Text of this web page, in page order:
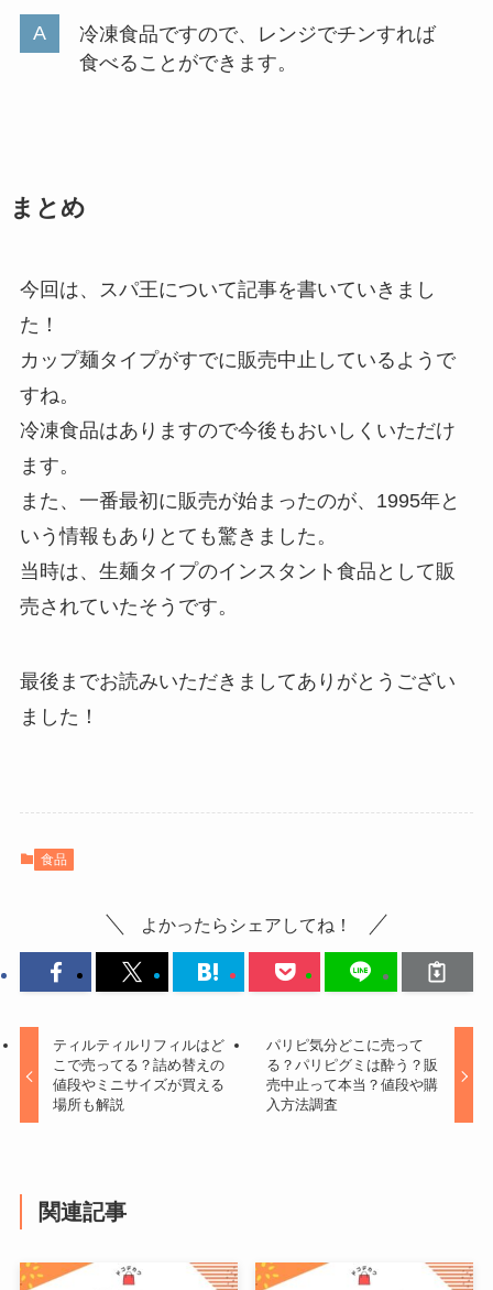
冷凍食品ですので、レンジでチンすれば
食べることができます。
まとめ
今回は、スパ王について記事を書いていきまし
た！
カップ麺タイプがすでに販売中止しているようで
すね。
冷凍食品はありますので今後もおいしくいただけ
ます。
また、一番最初に販売が始まったのが、1995年と
いう情報もありとても驚きました。
当時は、生麺タイプのインスタント食品として販
売されていたそうです。
最後までお読みいただきましてありがとうござい
ました！
食品
よかったらシェアしてね！
ティルティルリフィルはど
こで売ってる？詰め替えの
値段やミニサイズが買える
場所も解説
パリピ気分どこに売って
る？パリピグミは酔う？販
売中止って本当？値段や購
入方法調査
関連記事